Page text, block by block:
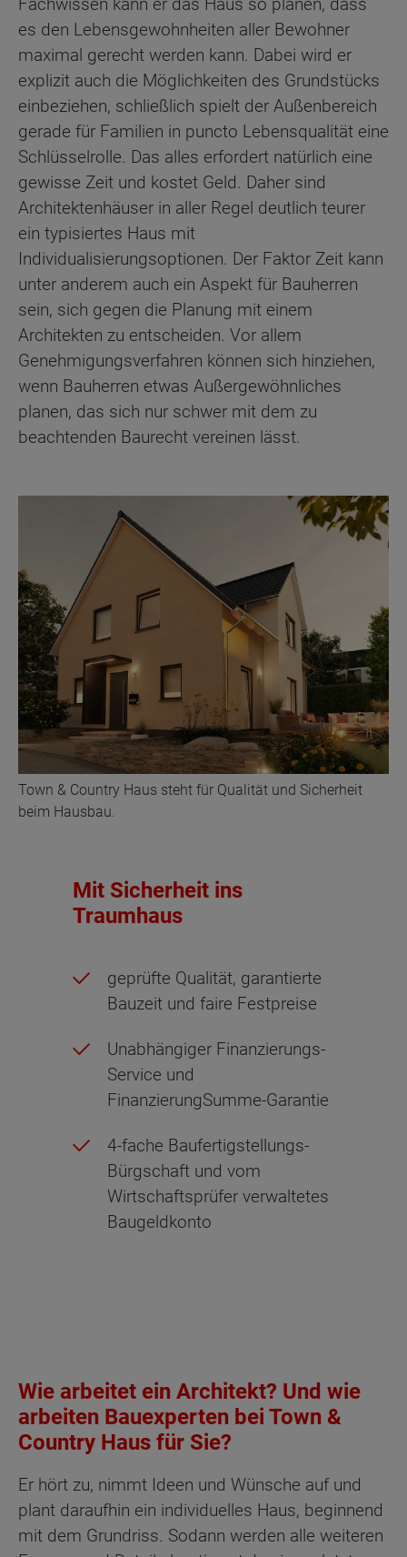
es den Lebensgewohnheiten aller Bewohner
maximal gerecht werden kann. Dabei wird er
explizit auch die Möglichkeiten des Grundstücks
einbeziehen, schließlich spielt der Außenbereich
gerade für Familien in puncto Lebensqualität eine
Schlüsselrolle. Das alles erfordert natürlich eine
gewisse Zeit und kostet Geld. Daher sind
Architektenhäuser in aller Regel deutlich teurer
ein typisiertes Haus mit
Individualisierungsoptionen. Der Faktor Zeit kann
unter anderem auch ein Aspekt für Bauherren
sein, sich gegen die Planung mit einem
Architekten zu entscheiden. Vor allem
Genehmigungsverfahren können sich hinziehen,
wenn Bauherren etwas Außergewöhnliches
planen, das sich nur schwer mit dem zu
beachtenden Baurecht vereinen lässt.
Town & Country Haus steht für Qualität und Sicherheit
beim Hausbau.
Mit Sicherheit ins
Traumhaus
geprüfte Qualität, garantierte
Bauzeit und faire Festpreise
Unabhängiger Finanzierungs-
Service und
FinanzierungSumme-Garantie
4-fache Baufertigstellungs-
Bürgschaft und vom
Wirtschaftsprüfer verwaltetes
Baugeldkonto
Wie arbeitet ein Architekt? Und wie
arbeiten Bauexperten bei Town &
Country Haus für Sie?
Er hört zu, nimmt Ideen und Wünsche auf und
plant daraufhin ein individuelles Haus, beginnend
mit dem Grundriss. Sodann werden alle weiteren